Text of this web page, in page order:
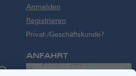
Anmelden
Registrieren
Privat-/Geschäftskunde?
ANFAHRT